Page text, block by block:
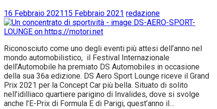
16 Febbraio 2021 15 Febbraio 2021 redazione
Riconosciuto come uno degli eventi più attesi dell’anno nel
mondo automobilistico, il Festival Internazionale
dell’Automobile ha premiato DS Automobiles in occasione
della sua 36a edizione. DS Aero Sport Lounge riceve il Grand
Prix 2021 per la Concept Car più bella. Situato di solito
nell’idilliaco quartiere parigino di Invalides, dove si svolge
anche l’E-Prix di Formula E di Parigi, quest’anno il…